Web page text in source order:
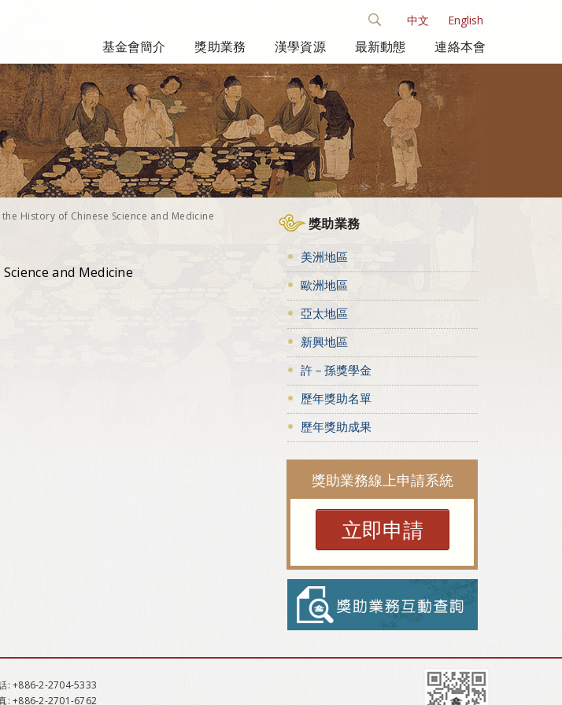
中文 English
基金會簡介 獎助業務 漢學資源 最新動態 連絡本會
History of Chinese Science and Medicine
and Medicine
獎助業務
美洲地區
歐洲地區
亞太地區
新興地區
許－孫獎學金
歷年獎助名單
歷年獎助成果
獎助業務線上申請系統
立即申請
: +886-2-2704-5333
: +886-2-2701-6762